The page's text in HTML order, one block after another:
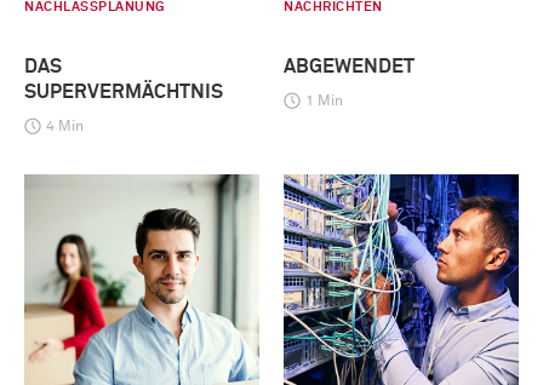
NACHLASSPLANUNG
DAS
SUPERVERMÄCHTNIS
4 Min
NACHRICHTEN
ABGEWENDET
1 Min